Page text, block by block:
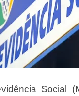
Social